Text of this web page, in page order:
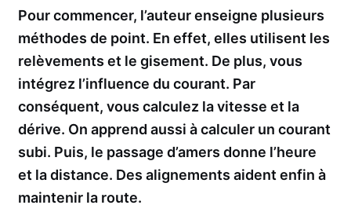
Pour commencer, l’auteur enseigne plusieurs
méthodes de point. En effet, elles utilisent les
relèvements et le gisement. De plus, vous
intégrez l’influence du courant. Par
conséquent, vous calculez la vitesse et la
dérive. On apprend aussi à calculer un courant
subi. Puis, le passage d’amers donne l’heure
et la distance. Des alignements aident enfin à
maintenir la route.